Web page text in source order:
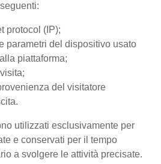
protocol (IP);
parametri del dispositivo usato
piattaforma;
del visitatore
utilizzati esclusivamente per
e conservati per il tempo
a svolgere le attività precisate.